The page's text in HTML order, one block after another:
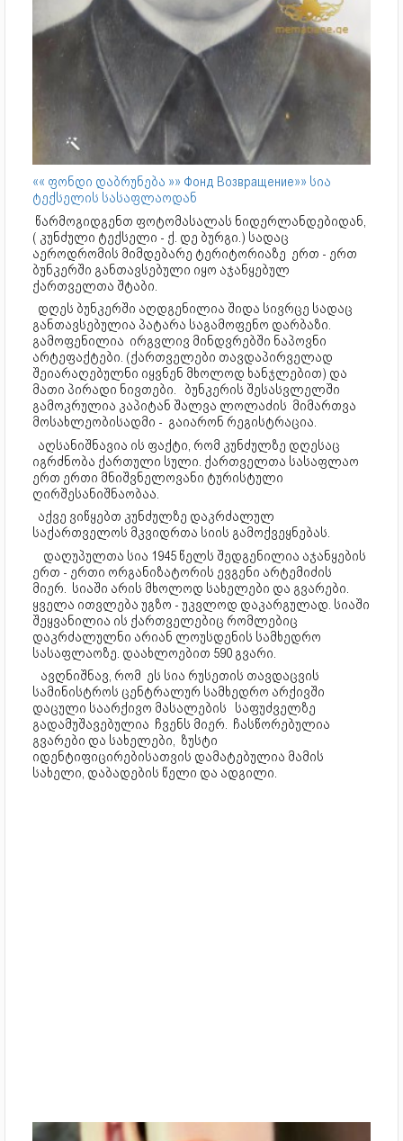
«« ფონდი დაბრუნება »» Фонд Возвращение»» სია
ტექსელის სასაფლაოდან
წარმოგიდგენთ ფოტომასალას ნიდერლანდებიდან,
( კუნძული ტექსელი - ქ. დე ბურგი.) სადაც
აეროდრომის მიმდებარე ტერიტორიაზე ერთ - ერთ
ბუნკერში განთავსებული იყო აჯანყებულ
ქართველთა შტაბი.
დღეს ბუნკერში აღდგენილია შიდა სივრცე სადაც
განთავსებულია პატარა საგამოფენო დარბაზი.
გამოფენილია ირგვლივ მინდვრებში ნაპოვნი
არტეფაქტები. (ქართველები თავდაპირველად
შეიარაღებულნი იყვნენ მხოლოდ ხანჯლებით) და
მათი პირადი ნივთები. ბუნკერის შესასვლელში
გამოკრულია კაპიტან შალვა ლოლაძის მიმართვა
მოსახლეობისადმი - გაიარონ რეგისტრაცია.
აღსანიშნავია ის ფაქტი, რომ კუნძულზე დღესაც
იგრძნობა ქართული სული. ქართველთა სასაფლაო
ერთ ერთი მნიშვნელოვანი ტურისტული
ღირშესანიშნაობაა.
აქვე ვიწყებთ კუნძულზე დაკრძალულ
საქართველოს მკვიდრთა სიის გამოქვეყნებას.
დაღუპულთა სია 1945 წელს შედგენილია აჯანყების
ერთ - ერთი ორგანიზატორის ევგენი არტემიძის
მიერ. სიაში არის მხოლოდ სახელები და გვარები.
ყველა ითვლება უგზო - უკვლოდ დაკარგულად. სიაში
შეყვანილია ის ქართველებიც რომლებიც
დაკრძალულნი არიან ლოუსდენის სამხედრო
სასაფლაოზე. დაახლოებით 590 გვარი.
ავღნიშნავ, რომ ეს სია რუსეთის თავდაცვის
სამინისტროს ცენტრალურ სამხედრო არქივში
დაცული საარქივო მასალების საფუძველზე
გადამუშავებულია ჩვენს მიერ. ჩასწორებულია
გვარები და სახელები, ზუსტი
იდენტიფიცირებისათვის დამატებულია მამის
სახელი, დაბადების წელი და ადგილი.